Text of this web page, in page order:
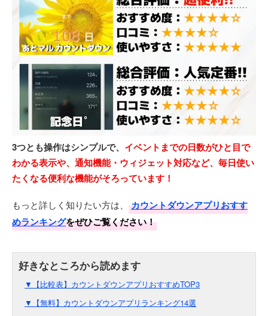
3つとも操作はシンプルで、 イベントまでの日数がひと目で
わかる表示や、通知機能・ウィジェット対応など、毎日使い
たくなる便利な機能がそろっています！
もっと詳しく知りたい方は、
カウントダウンアプリおすす
めランキングをぜひご覧ください！
▼【比較表】カウントダウンアプリおすすめTOP3
▼【無料】カウントダウンアプリランキング14選